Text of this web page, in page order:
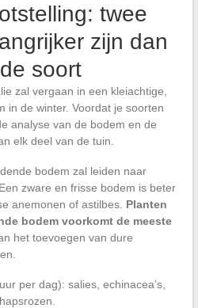
twee
zijn dan
soort
zal vergaan in een kleiachtige,
in de winter. Voordat je soorten
analyse van de bodem en de
elk deel van de tuin.
bodem zal leiden naar
zware en frisse bodem is beter
anemonen of astilbes. Planten
bodem voorkomt de meeste
het toevoegen van dure
per dag): salies, echinacea’s,